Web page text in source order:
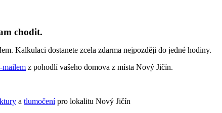
chodit.
Kalkulaci dostanete zcela zdarma nejpozději do jedné hodiny.
mailem z pohodlí vašeho domova z místa Nový Jičín.
a tlumočenípro lokalitu Nový Jičín